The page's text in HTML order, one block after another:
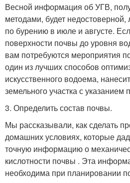
Весной информация об УГВ,
методами, будет
по бурению в июле и августе.
поверхности почвы до уровня
вам потребуются мероприятия
один из лучших способов
искусственного водоема,
земельного участка с
3. Определить состав почвы.
Мы рассказывали, как сделать
домашних условиях, которые
точную информацию о
кислотности почвы . Эта
необходима при планировании